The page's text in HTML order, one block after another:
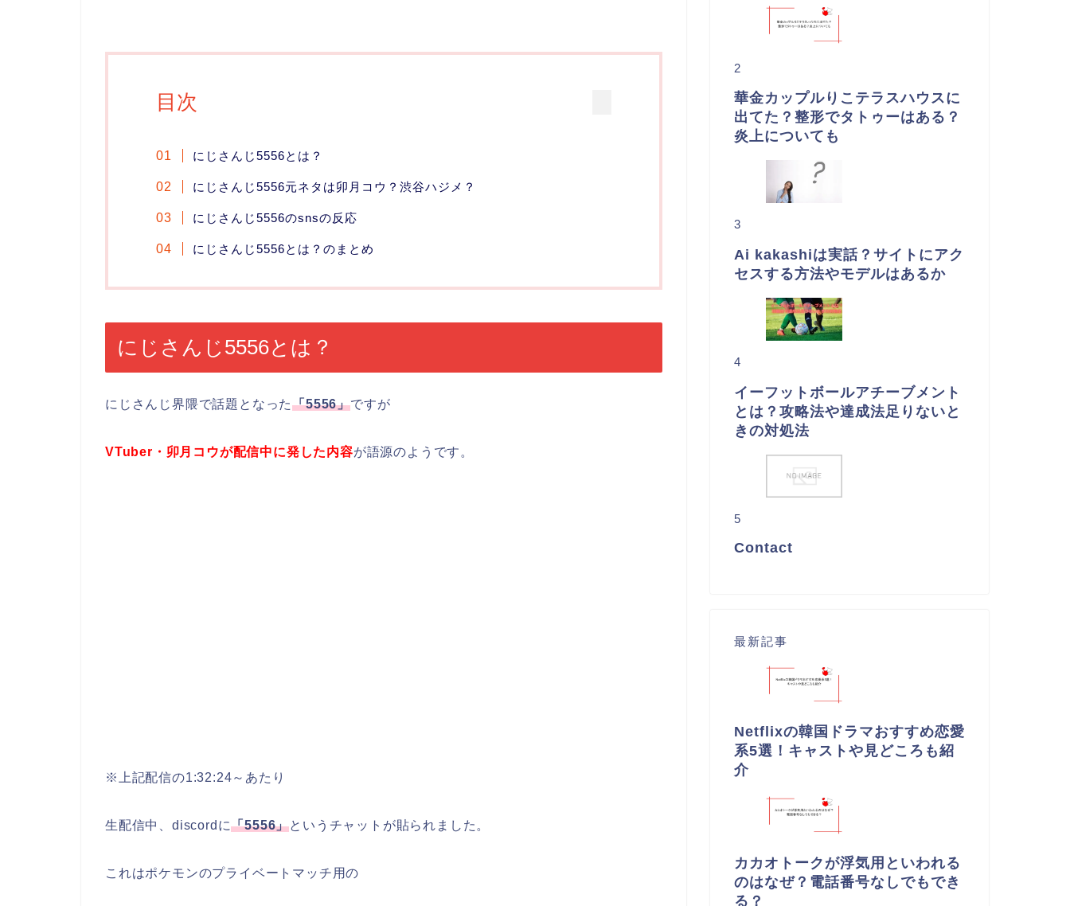
目次
にじさんじ5556とは？
にじさんじ5556元ネタは卯月コウ？渋谷ハジメ？
にじさんじ5556のsnsの反応
にじさんじ5556とは？のまとめ
にじさんじ5556とは？
にじさんじ界隈で話題となった「5556」ですが
VTuber・卯月コウが配信中に発した内容が語源のようです。
※上記配信の1:32:24～あたり
生配信中、discordに「5556」というチャットが貼られました。
これはポケモンのプライベートマッチ用の
2
華金カップルりこテラスハウスに
出てた？整形でタトゥーはある？
炎上についても
3
Ai kakashiは実話？サイトにアク
セスする方法やモデルはあるか
4
イーフットボールアチーブメント
とは？攻略法や達成法足りないと
きの対処法
5
Contact
最新記事
Netflixの韓国ドラマおすすめ恋愛
系5選！キャストや見どころも紹
介
カカオトークが浮気用といわれる
のはなぜ？電話番号なしでもでき
る？